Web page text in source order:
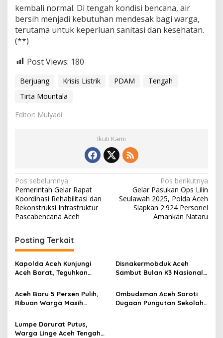
kembali normal. Di tengah kondisi bencana, air
bersih menjadi kebutuhan mendesak bagi warga,
terutama untuk keperluan sanitasi dan kesehatan.
(**)
Post Views: 180
Berjuang Krisis Listrik PDAM
Tengah
Tirta Mountala
Editor: Mulyadi
Ikuti Kami
N
a
v
g
a
s
p
o
s
Pos sebelumnya
Pemerintah Gelar Rapat
Koordinasi Rehabilitasi dan
Rekonstruksi Infrastruktur
Pascabencana Aceh
Pos berikutnya
Gelar Pasukan Ops Lilin
Seulawah 2025, Polda Aceh
Siapkan 2.924 Personel
Amankan Nataru
Posting Terkait
Kapolda Aceh Kunjungi
Aceh Barat, Teguhkan
Pascabencana
Disnakermobduk Aceh
Sambut Bulan K3 Nasional
Darurat Bencana
Aceh Baru 5 Persen Pulih,
Ribuan Warga Masih
Bencana
Ombudsman Aceh Soroti
Dugaan Pungutan Sekolah
Lumpe Darurat Putus,
Warga Linge Aceh Tengah